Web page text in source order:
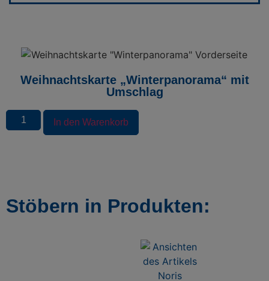
Weihnachtskarte „Winterpanorama“ mit
Umschlag
In den Warenkorb
Stöbern in Produkten: